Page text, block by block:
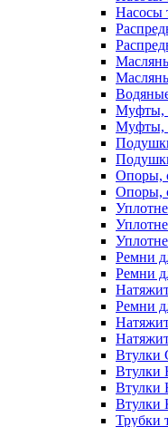
Насосы
Муфты,
Муфты,
Опоры,
Опоры,
Ремни
Ремни
Ремни
Втулки
Втулки
Втулки
Втулки
Трубки